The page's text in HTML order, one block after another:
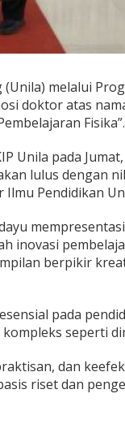
melalui
doktor atas
Fisika”.
Unila pada
lulus dengan
Pendidikan
inovasi
berpikir
pada
seperti
dan
riset dan